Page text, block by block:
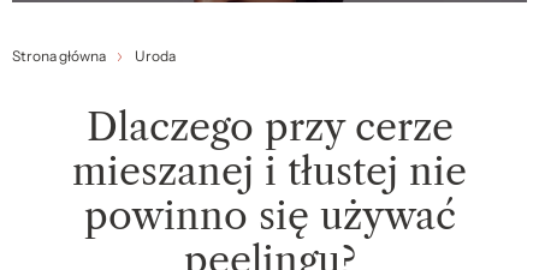
Strona główna Uroda
Dlaczego przy cerze
mieszanej i tłustej nie
powinno się używać
peelingu?